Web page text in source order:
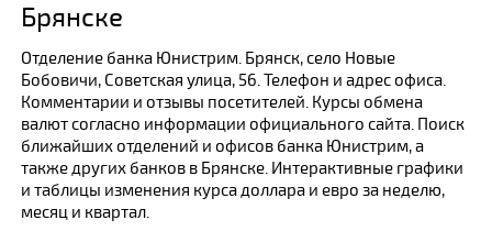
Брянске
Отделение банка Юнистрим. Брянск, село Новые
Бобовичи, Советская улица, 56. Телефон и адрес офиса.
Комментарии и отзывы посетителей. Курсы обмена
валют согласно информации официального сайта. Поиск
ближайших отделений и офисов банка Юнистрим, а
также других банков в Брянске. Интерактивные графики
и таблицы изменения курса доллара и евро за неделю,
месяц и квартал.